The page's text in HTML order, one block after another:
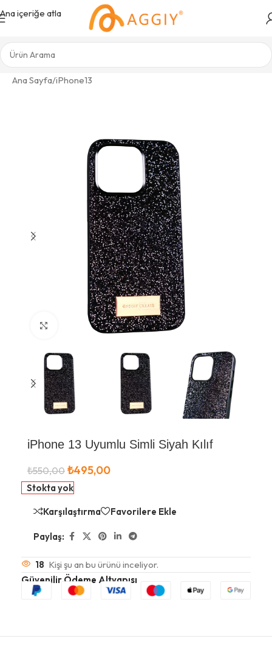
Ana içeriğe atla
Ana Sayfa/iPhone13
Büyütmek için tıklayın
iPhone 13 Uyumlu Simli Siyah Kılıf
₺550,00 ₺495,00
Stokta yok
Karşılaştırma Favorilere Ekle
Paylaş:
18 Kişi şu an bu ürünü inceliyor.
Güvenilir Ödeme Altyapısı